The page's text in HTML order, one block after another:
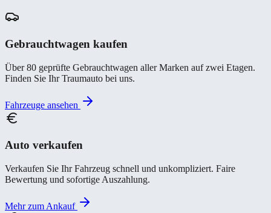
Gebrauchtwagen kaufen
Über 80 geprüfte Gebrauchtwagen aller Marken auf zwei Etagen.
Finden Sie Ihr Traumauto bei uns.
Fahrzeuge ansehen
Auto verkaufen
Verkaufen Sie Ihr Fahrzeug schnell und unkompliziert. Faire
Bewertung und sofortige Auszahlung.
Mehr zum Ankauf